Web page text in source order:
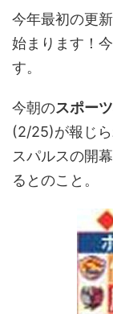
今年最初の更
始まります！
す。
今朝のスポー
(2/25)が報じ
スパルスの開
るとのこと。